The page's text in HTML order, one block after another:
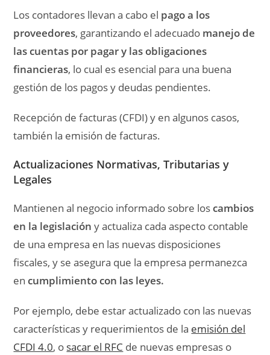
Los contadores llevan a cabo el pago a los
proveedores, garantizando el adecuado manejo de
las cuentas por pagar y las obligaciones
financieras, lo cual es esencial para una buena
gestión de los pagos y deudas pendientes.
Recepción de facturas (CFDI) y en algunos casos,
también la emisión de facturas.
Actualizaciones Normativas, Tributarias y
Legales
Mantienen al negocio informado sobre loscambios
en la legislación y actualiza cada aspecto contable
de una empresa en las nuevas disposiciones
fiscales, y se asegura que la empresa permanezca
encumplimiento con las leyes.
Por ejemplo, debe estar actualizado con las nuevas
características y requerimientos de la emisión del
CFDI 4.0, o sacar el RFC de nuevas empresas o